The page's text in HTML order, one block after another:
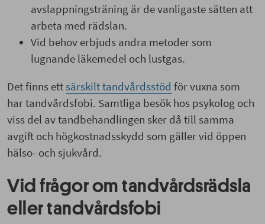
avslappningsträning är de vanligaste sätten att
arbeta med rädslan.
Vid behov erbjuds andra metoder som
lugnande läkemedel och lustgas.
Det finns ettsärskilt tandvårdsstöd för vuxna som
har tandvårdsfobi. Samtliga besök hos psykolog och
viss del av tandbehandlingen sker då till samma
avgift och högkostnadsskydd som gäller vid öppen
hälso- och sjukvård.
Vid frågor om tandvårdsrädsla
eller tandvårdsfobi